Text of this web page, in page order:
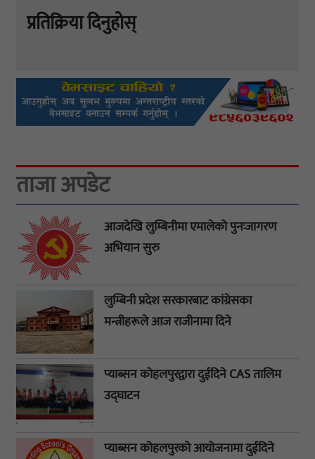
प्रतिक्रिया दिनुहोस्
ताजा अपडेट
आजदेखि लुम्बिनीमा एमालेको पुनःजागरण
अभियान सुरु
लुम्बिनी प्रदेश सरकारबाट कांग्रेसका
मन्त्रीहरूले आज राजीनामा दिने
प्याब्सन कोहलपुरद्वारा दुईदिने CAS तालिम
उद्घाटन
प्याब्सन कोहलपुरको आयोजनामा दुईदिने